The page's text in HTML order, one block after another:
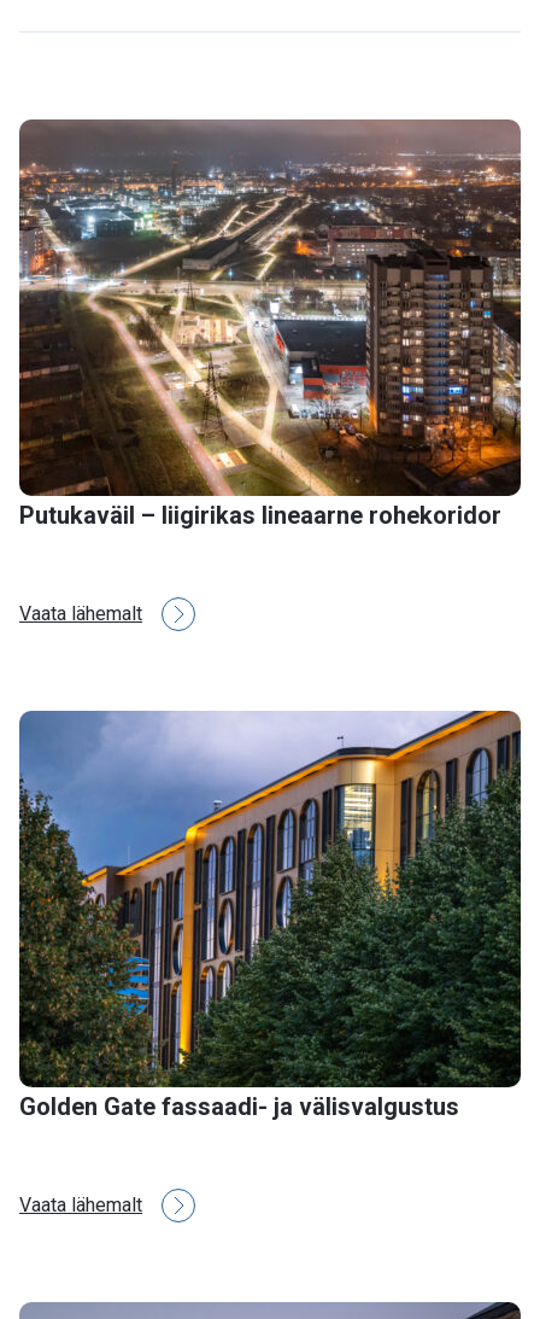
Putukaväil – liigirikas lineaarne rohekoridor
Vaata lähemalt
Golden Gate fassaadi- ja välisvalgustus
Vaata lähemalt